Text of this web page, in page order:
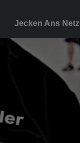
Jecken Ans Netz